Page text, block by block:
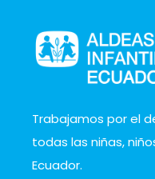
Trabajamos por el
todas las niñas,
Ecuador.